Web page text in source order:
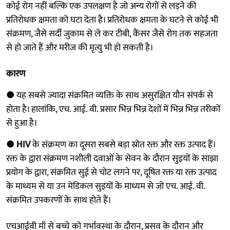
कोई रोग नहीं बल्कि एक उपलक्षण है जो अन्य रोगों से लड़ने की
प्रतिरोधक क्षमता को घटा देता है। प्रतिरोधक क्षमता के घटने से कोई भी
संक्रमण, जैसे सर्दी जुकाम से ले कर टीबी, कैंसर जैसे रोग तक सहजता
से हो जाते हैं और मरीज की मृत्यु भी हो सकती है।
कारण
● यह सबसे ज्यादा संक्रमित व्यक्ति के साथ असुरक्षित यौन संपर्क से
होता है। हालांकि, एच. आई. वी. प्रसार भिन्न भिन्न देशों में भिन्न भिन्न तरीकों
से हुआ है।
● HIVके संक्रमण का दूसरा सबसे बड़ा स्रोत रक्त और रक्त उत्पाद हैं।
रक्त के द्वारा संक्रमण नशीली दवाओं के सेवन के दौरान सुइयों के साझा
प्रयोग के द्वारा, संक्रमित सुई से चोट लगने पर, दूषित रक्त या रक्त उत्पाद
के माध्यम से या उन मेडिकल सुइयों के माध्यम से जो एच. आई. वी.
संक्रमित उपकरणों के साथ होते हैं।
एचआईवी माँ से बच्चे को गर्भावस्था के दौरान, प्रसव के दौरान और